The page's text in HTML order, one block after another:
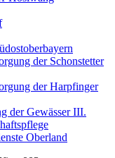
der Schonstetter
der Harpfinger
der Gewässer III.
Oberland